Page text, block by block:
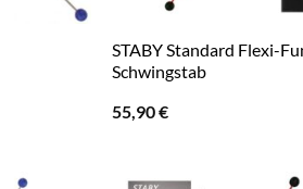
STABY Standard Flexi-
Schwingstab
55,90€